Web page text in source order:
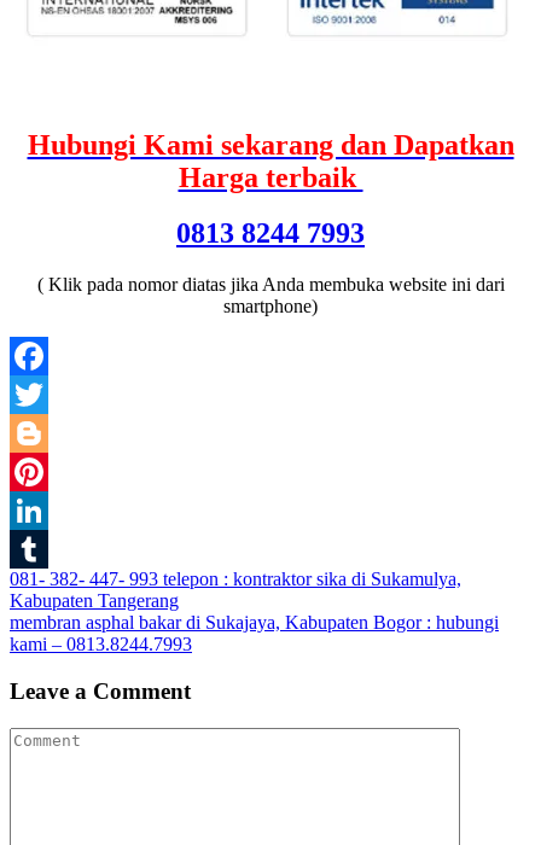
Hubungi Kami sekarang dan Dapatkan
Harga terbaik
0813 8244 7993
( Klik pada nomor diatas jika Anda membuka website ini dari
smartphone)
Facebook
Twitter
Blogger
Pinterest
LinkedIn
Tumblr
Post
navigation
081- 382- 447- 993 telepon : kontraktor sika di Sukamulya,
Kabupaten Tangerang
membran asphal bakar di Sukajaya, Kabupaten Bogor : hubungi
kami – 0813.8244.7993
Leave a Comment